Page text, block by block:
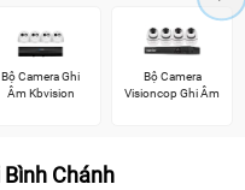
Bộ Camera Ghi
Âm Kbvision
Bộ Camera
Visioncop Ghi Âm
Chánh